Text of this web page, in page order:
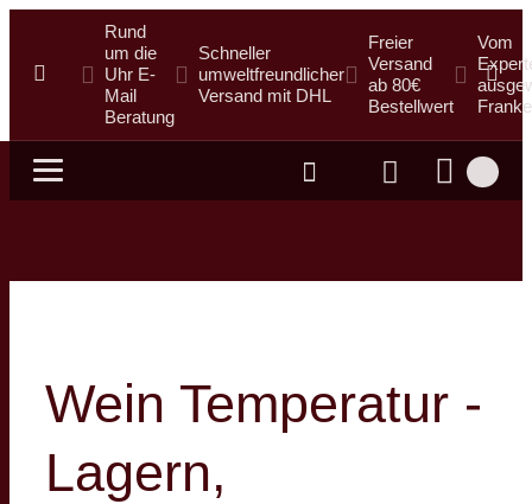
Rund
um die
Uhr E-
Mail
Beratung
Schneller
umweltfreundlicher
Versand mit DHL
Freier
Versand
ab 80€
Bestellwert
Vom
Suche
Wein Temperatur -
Lagern,